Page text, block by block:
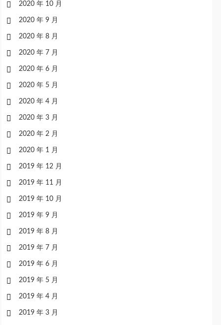
2020 年 10 月
2020 年 9 月
2020 年 8 月
2020 年 7 月
2020 年 6 月
2020 年 5 月
2020 年 4 月
2020 年 3 月
2020 年 2 月
2020 年 1 月
2019 年 12 月
2019 年 11 月
2019 年 10 月
2019 年 9 月
2019 年 8 月
2019 年 7 月
2019 年 6 月
2019 年 5 月
2019 年 4 月
2019 年 3 月